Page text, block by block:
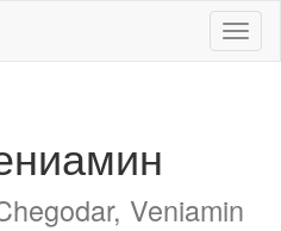
Veniamin